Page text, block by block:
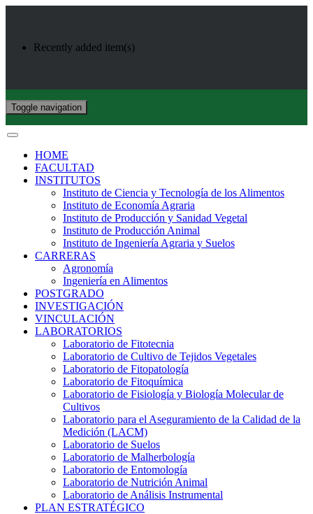
Recently added item(s)
Toggle navigation
HOME
FACULTAD
INSTITUTOS
Instituto de Ciencia y Tecnología de los Alimentos
Instituto de Economía Agraria
Instituto de Producción y Sanidad Vegetal
Instituto de Producción Animal
Instituto de Ingeniería Agraria y Suelos
CARRERAS
Agronomía
Ingeniería en Alimentos
POSTGRADO
INVESTIGACIÓN
VINCULACIÓN
LABORATORIOS
Laboratorio de Fitotecnia
Laboratorio de Cultivo de Tejidos Vegetales
Laboratorio de Fitopatología
Laboratorio de Fitoquímica
Laboratorio de Fisiología y Biología Molecular de
Cultivos
Laboratorio para el Aseguramiento de la Calidad de la
Medición (LACM)
Laboratorio de Suelos
Laboratorio de Malherbología
Laboratorio de Entomología
Laboratorio de Nutrición Animal
Laboratorio de Análisis Instrumental
PLAN ESTRATÉGICO